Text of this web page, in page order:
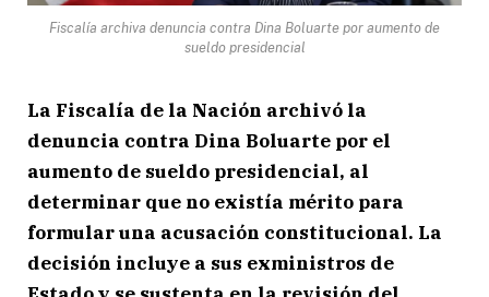
Fiscalía archiva denuncia contra Dina Boluarte por aumento de
sueldo presidencial
La Fiscalía de la Nación archivó la
denuncia contra Dina Boluarte por el
aumento de sueldo presidencial, al
determinar que no existía mérito para
formular una acusación constitucional. La
decisión incluye a sus exministros de